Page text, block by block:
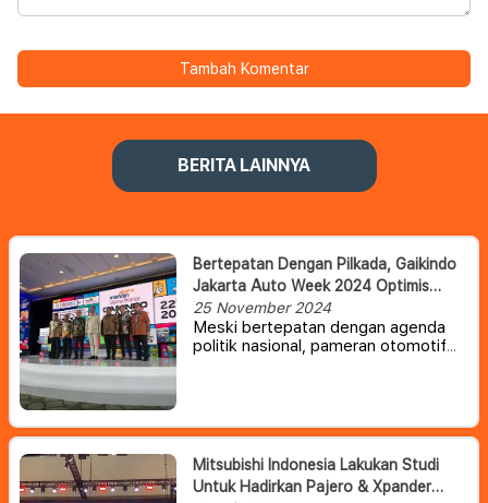
Tambah Komentar
BERITA LAINNYA
Bertepatan Dengan Pilkada, Gaikindo
Jakarta Auto Week 2024 Optimis
Akan Tetap Berjalan Lancar
25 November 2024
Meski bertepatan dengan agenda
politik nasional, pameran otomotif
industri otomotif.
Mitsubishi Indonesia Lakukan Studi
Untuk Hadirkan Pajero & Xpander